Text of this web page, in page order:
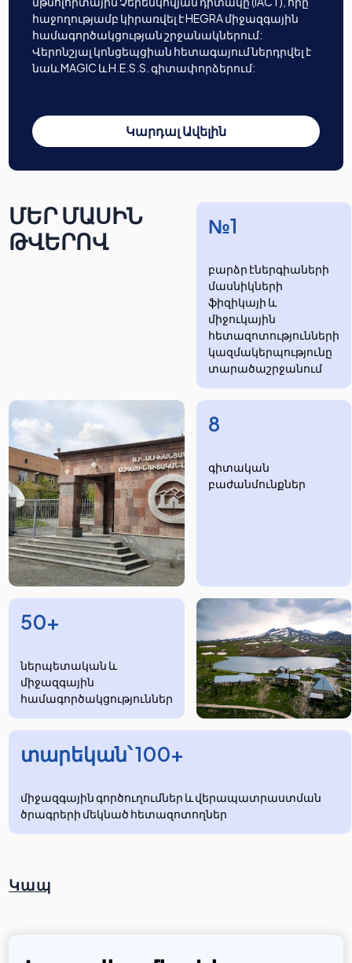
հաջողությամբ կիրառվել է HEGRA միջազգային
համագործակցության շրջանակներում:
Վերոնշյալ կոնցեպցիան հետագայում ներդրվել է
նաև MAGIC և H.E.S.S. գիտափորձերում:
Կարդալ Ավելին
ՄԵՐ ՄԱՍԻՆ
ԹՎԵՐՈՎ
№1
բարձր էներգիաների
մասնիկների
ֆիզիկայի և
միջուկային
հետազոտությունների
​​​​կազմակերպությունը
տարածաշրջանում
8
​​​գիտական
բաժանմունքներ
50+
ներպետական և
միջազգային
համագործակցություններ
տարեկան՝ 100+
միջազգային գործուղումներ և վերապատրաստման
ծրագրերի մեկնած հետազոտողներ
Կապ